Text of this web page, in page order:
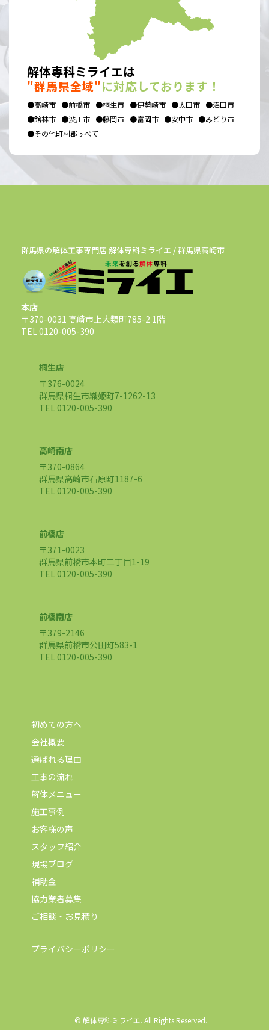
解体専科ミライエは
"群馬県全域"に対応しております！
●高崎市 ●前橋市 ●桐生市 ●伊勢崎市 ●太田市 ●沼田市
●館林市 ●渋川市 ●藤岡市 ●富岡市 ●安中市 ●みどり市
●その他町村郡すべて
群馬県の解体工事専門店 解体専科ミライエ / 群馬県高崎市
本店
〒370-0031 高崎市上大類町785-2 1階
TEL 0120-005-390
桐生店
〒376-0024
群馬県桐生市織姫町7-1262-13
TEL 0120-005-390
高崎南店
〒370-0864
群馬県高崎市石原町1187-6
TEL 0120-005-390
前橋店
〒371-0023
群馬県前橋市本町二丁目1-19
TEL 0120-005-390
前橋南店
〒379-2146
群馬県前橋市公田町583-1
TEL 0120-005-390
初めての方へ
会社概要
選ばれる理由
工事の流れ
解体メニュー
施工事例
お客様の声
スタッフ紹介
現場ブログ
補助金
協力業者募集
ご相談・お見積り
プライバシーポリシー
© 解体専科ミライエ. All Rights Reserved.